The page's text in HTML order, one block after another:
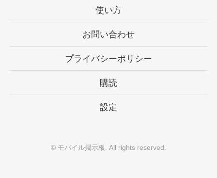
使い方
お問い合わせ
プライバシーポリシー
購読
設定
© モバイル掲示板 . All rights reserved.